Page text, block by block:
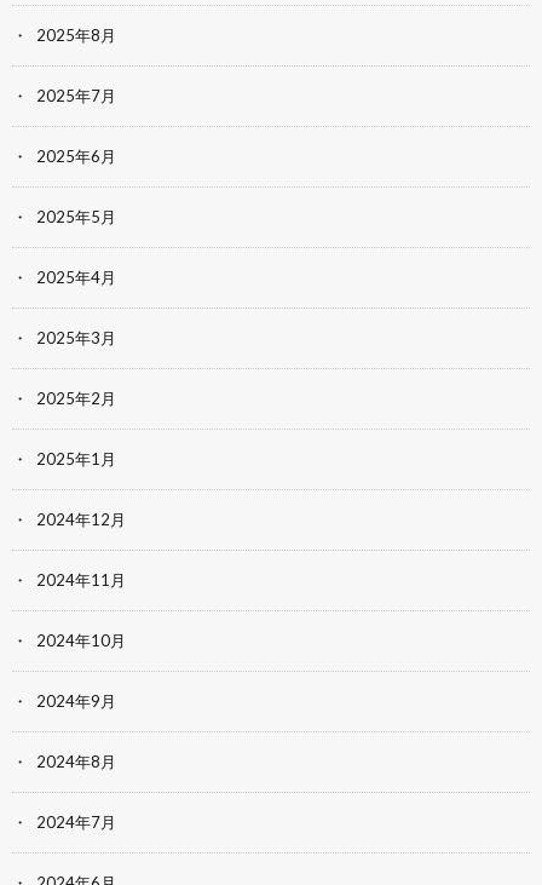
2025年8月
2025年7月
2025年6月
2025年5月
2025年4月
2025年3月
2025年2月
2025年1月
2024年12月
2024年11月
2024年10月
2024年9月
2024年8月
2024年7月